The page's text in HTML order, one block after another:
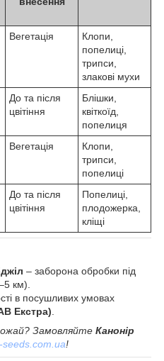
Вегетація
Клопи,
попелиці,
трипси,
злакові мухи
До та після
цвітіння
Блішки,
квіткоїд,
попелиця
Вегетація
Клопи,
трипси,
попелиці
До та після
цвітіння
Попелиці,
плодожерка,
кліщі
– заборона обробки під
км).
в посушливих умовах
Екстра)
Замовляйте Канонір
seeds.com.ua!